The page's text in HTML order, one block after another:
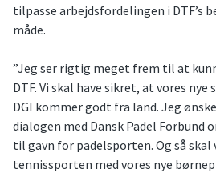
tilpasse arbejdsfordelingen i DTF’s
måde.
”Jeg ser rigtig meget frem til at
DTF. Vi skal have sikret, at vores nye
DGI kommer godt fra land. Jeg
dialogen med Dansk Padel Forbund
til gavn for padelsporten. Og så skal
tennissporten med vores nye